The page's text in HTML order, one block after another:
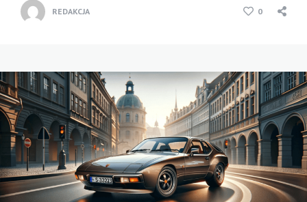
REDAKCJA 0